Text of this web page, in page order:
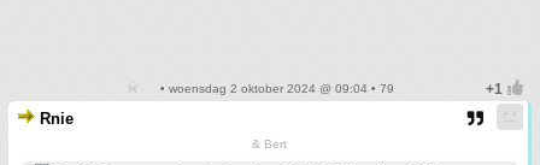
• woensdag 2 oktober 2024 @ 09:04 • 79
Rnie
& Bert